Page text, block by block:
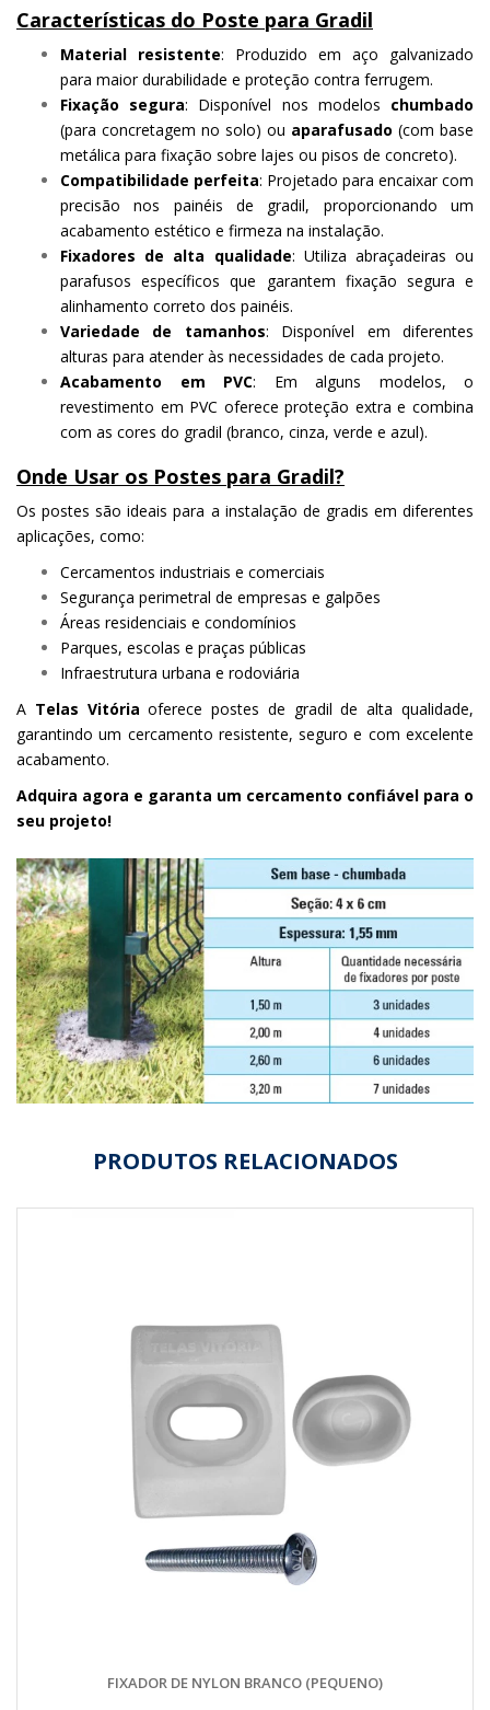
Características do Poste para Gradil
Material resistente: Produzido em aço galvanizado
para maior durabilidade e proteção contra ferrugem.
Fixação segura: Disponível nos modelos chumbado
(para concretagem no solo) ou aparafusado (com base
metálica para fixação sobre lajes ou pisos de concreto).
Compatibilidade perfeita: Projetado para encaixar com
precisão nos painéis de gradil, proporcionando um
acabamento estético e firmeza na instalação.
Fixadores de alta qualidade: Utiliza abraçadeiras ou
parafusos específicos que garantem fixação segura e
alinhamento correto dos painéis.
Variedade de tamanhos: Disponível em diferentes
alturas para atender às necessidades de cada projeto.
Acabamento em PVC: Em alguns modelos, o
revestimento em PVC oferece proteção extra e combina
com as cores do gradil (branco, cinza, verde e azul).
Onde Usar os Postes para Gradil?
Os postes são ideais para a instalação de gradis em diferentes
aplicações, como:
Cercamentos industriais e comerciais
Segurança perimetral de empresas e galpões
Áreas residenciais e condomínios
Parques, escolas e praças públicas
Infraestrutura urbana e rodoviária
A Telas Vitória oferece postes de gradil de alta qualidade,
garantindo um cercamento resistente, seguro e com excelente
acabamento.
Adquira agora e garanta um cercamento confiável para o
seu projeto!
PRODUTOS RELACIONADOS
FIXADOR DE NYLON BRANCO (PEQUENO)